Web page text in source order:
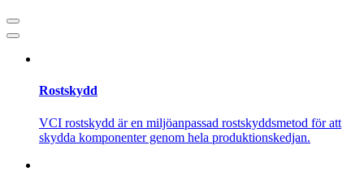
Rostskydd
VCI rostskydd är en miljöanpassad rostskyddsmetod för att
skydda komponenter genom hela produktionskedjan.